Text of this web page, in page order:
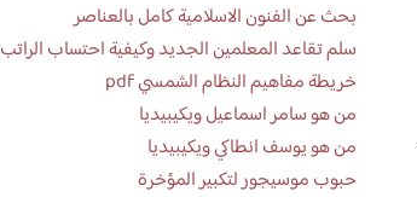
بحث عن الفنون الاسلامية كامل بالعناصر
سلم تقاعد المعلمين الجديد وكيفية احتساب الراتب
خريطة مفاهيم النظام الشمسي pdf
من هو سامر اسماعيل ويكيبيديا
من هو يوسف انطاكي ويكيبيديا
حبوب موسيجور لتكبير المؤخرة